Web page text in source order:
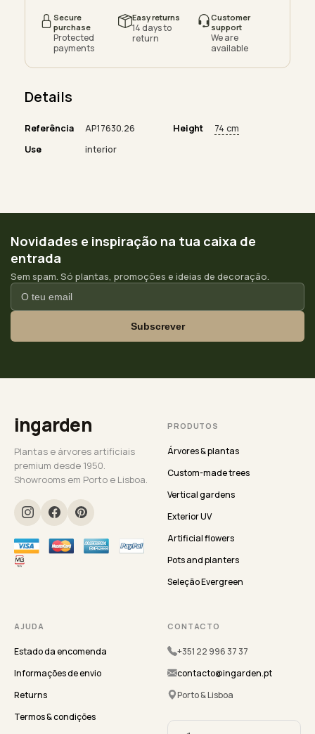
Secure
purchase
Protected
payments
Easy returns
14 days to
return
Customer
support
We are
available
Details
Referência AP17630.26 Height
74 cm
Use
interior
Novidades e inspiração na tua caixa de
entrada
Sem spam. Só plantas, promoções e ideias de decoração.
Subscrever
ingarden
Plantas e árvores artificiais
premium desde 1950.
Showrooms em Porto e Lisboa.
PRODUTOS
Árvores & plantas
Custom-made trees
Vertical gardens
Exterior UV
Artificial flowers
Pots and planters
Seleção Evergreen
AJUDA
Estado da encomenda
Informações de envio
Returns
Termos & condições
CONTACTO
+351 22 996 37 37
contacto@ingarden.pt
Porto & Lisboa